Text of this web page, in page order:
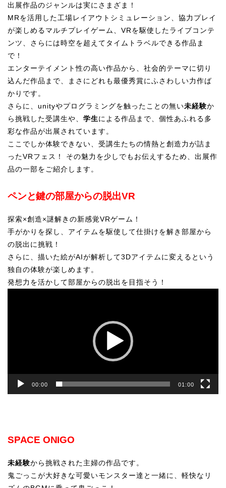
出展作品のジャンルは実にさまざま！
MRを活用した工場レイアウトシミュレーション、協力プレイ
が楽しめるマルチプレイゲーム、VRを駆使したライブコンテ
ンツ、さらには時空を超えてタイムトラベルできる作品ま
で！
エンターテイメント性の高い作品から、社会的テーマに切り
込んだ作品まで、まさにどれも最優秀賞にふさわしい力作ば
かりです。
さらに、unityやプログラミングを触ったことの無い未経験か
ら挑戦した受講生や、 学生による作品まで、個性あふれる多
彩な作品が出展されています。
ここでしか体験できない、受講生たちの情熱と創造力が詰ま
ったVRフェス！ その魅力を少しでもお伝えするため、出展作
品の一部をご紹介します。
ペンと鍵の部屋からの脱出VR
探索×創造×謎解きの新感覚VRゲーム！
手がかりを探し、アイテムを駆使して仕掛けを解き部屋から
の脱出に挑戦！
さらに、描いた絵がAIが解析して3Dアイテムに変えるという
独自の体験が楽しめます。
発想力を活かして部屋からの脱出を目指そう！
00:00 01:00
SPACE ONIGO
未経験から挑戦された主婦の作品です。
鬼ごっこが大好きな可愛いモンスター達と一緒に、軽快なリ